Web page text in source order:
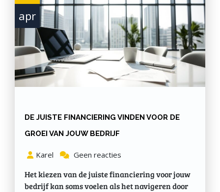
apr
DE JUISTE FINANCIERING VINDEN VOOR DE
GROEI VAN JOUW BEDRIJF
Karel Geen reacties
Het kiezen van de juiste financiering voor jouw
bedrijf kan soms voelen als het navigeren door